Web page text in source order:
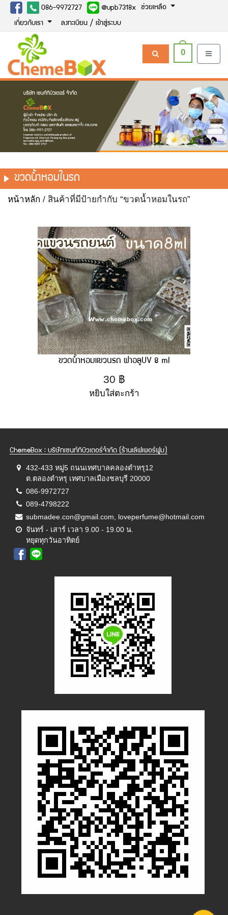
086-9972727 @upb7318x ช่วยเหลือ
เกี่ยวกับเรา ลงทะเบียน / เข้าสู่ระบบ
0
ขวดน้ำหอมในรถ
หน้าหลัก / สินค้าที่มีป้ายกำกับ “ขวดน้ำหอมในรถ”
ขวดน้ำหอมแขวนรถ ฝาอลูUV 8 ml
30 ฿
หยิบใส่ตะกร้า
ChemeBox : บริษัทเซนท์ทิบิวเตอร์จำกัด (ร้านเลิฟเพอร์ฟูม)
432-433 หมู่5 ถนนเทศบาลคลองตำหรุ12
ต.ตลองตำหรุ เทศบาลเมืองชลบุรี 20000
086-9972727
089-4798222
submadee.con@gmail.com, loveperfume@hotmail.com
จันทร์ - เสาร์ เวลา 9.00 - 19.00 น.
หยุดทุกวันอาทิตย์